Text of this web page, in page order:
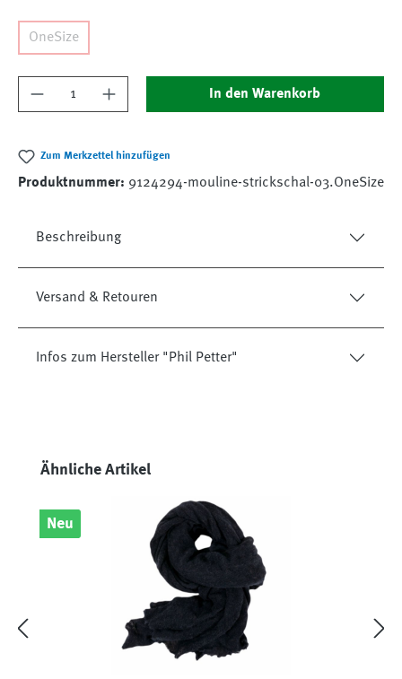
OneSize
Produkt Anzahl: Gib den gewünschten Wert
In den Warenkorb
Zum Merkzettel hinzufügen
Produktnummer: 9124294-mouline-strickschal-03.OneSize
Beschreibung
Versand & Retouren
Infos zum Hersteller "Phil Petter"
Produktgalerie überspringen
Ähnliche Artikel
Neu